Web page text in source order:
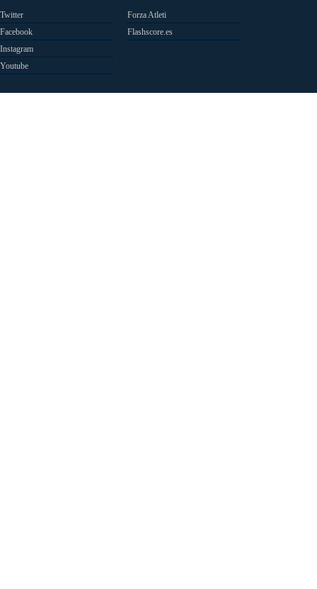
Twitter
Facebook
Instagram
Youtube
Forza Atleti
Flashscore.es